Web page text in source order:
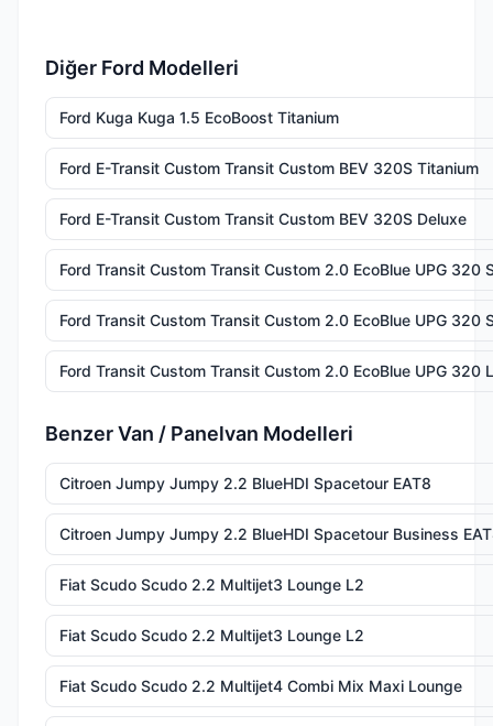
Diğer Ford Modelleri
Ford Kuga Kuga 1.5 EcoBoost Titanium
Ford E-Transit Custom Transit Custom BEV 320S Titanium
Ford E-Transit Custom Transit Custom BEV 320S Deluxe
Ford Transit Custom Transit Custom 2.0 EcoBlue UPG 320
Ford Transit Custom Transit Custom 2.0 EcoBlue UPG 320
Ford Transit Custom Transit Custom 2.0 EcoBlue UPG 320
Benzer Van / Panelvan Modelleri
Citroen Jumpy Jumpy 2.2 BlueHDI Spacetour EAT8
Citroen Jumpy Jumpy 2.2 BlueHDI Spacetour Business
Fiat Scudo Scudo 2.2 Multijet3 Lounge L2
Fiat Scudo Scudo 2.2 Multijet3 Lounge L2
Fiat Scudo Scudo 2.2 Multijet4 Combi Mix Maxi Lounge